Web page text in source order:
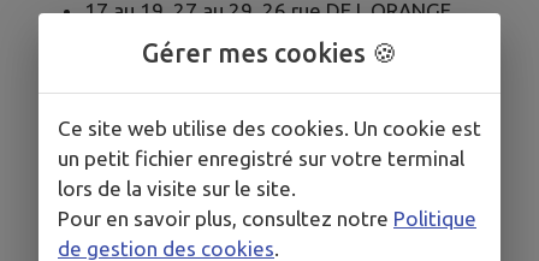
17 au 19, 27 au 29, 26 rue DE L ORANGE
1 au 7, 2, N1 rue JEANNE PETIT
RTE DE MILANDEUX / LIEU DIT MILANDEUX
4 rue DES VIGNES
Gérer mes cookies 🍪
Ce site web utilise des cookies. Un cookie est
un petit fichier enregistré sur votre terminal
lors de la visite sur le site.
Pour en savoir plus, consultez notre Politique
de gestion des cookies